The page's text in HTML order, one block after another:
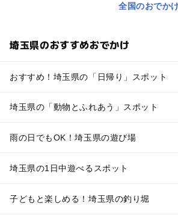
全国のおでか
埼玉県のおすすめおでかけ
おすすめ！埼玉県の「日帰り」スポット
埼玉県の「動物とふれあう」スポット
雨の日でもOK！埼玉県の遊び場
埼玉県の1日中遊べるスポット
子どもと楽しめる！埼玉県の釣り堀